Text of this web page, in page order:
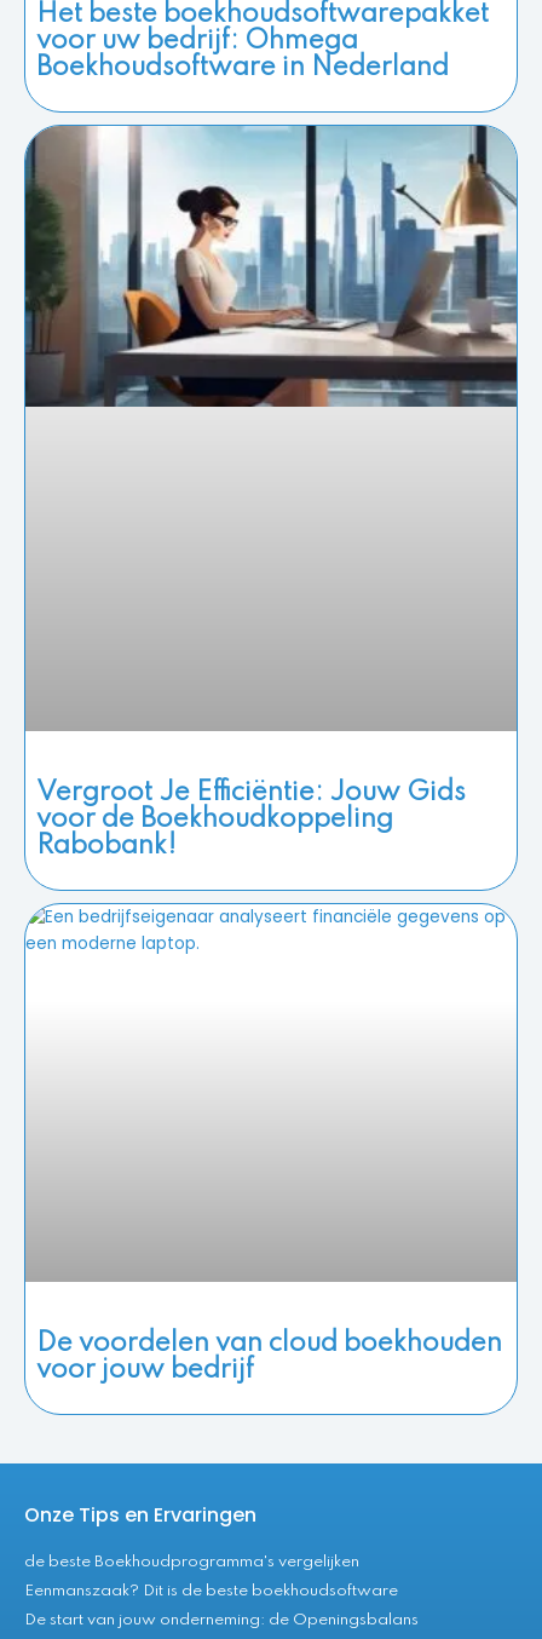
Het beste boekhoudsoftwarepakket
voor uw bedrijf: Ohmega
Boekhoudsoftware in Nederland
Vergroot Je Efficiëntie: Jouw Gids
voor de Boekhoudkoppeling
Rabobank!
De voordelen van cloud boekhouden
voor jouw bedrijf
Onze Tips en Ervaringen
de beste Boekhoudprogramma's vergelijken
Eenmanszaak? Dit is de beste boekhoudsoftware
De start van jouw onderneming: de Openingsbalans